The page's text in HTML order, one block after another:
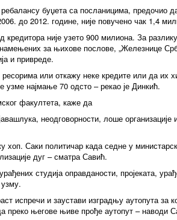
буџета са посланицима, предочио да
до 2012. године, није повучено чак 1,4
није узето 900 милиона. За разлику
за њихове послове, „Железнице
и привреде.
или откажу неке кредите или да их
најмање 70 одсто – рекао је Динкић.
факултета, каже да
неодговорности, лоше
хоп. Саки политичар када седне у
дуг – сматра Савић.
студија оправданости, пројеката,
испречи и заустави изградњу аутопута за
његове њиве прође аутопут – наводи